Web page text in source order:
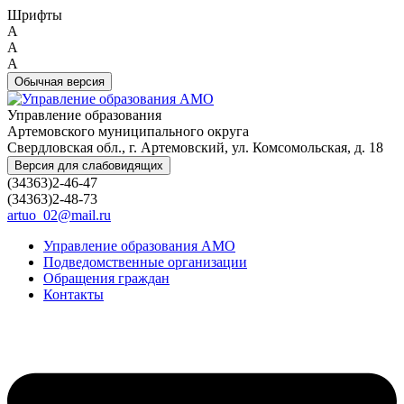
Шрифты
A
A
A
Обычная версия
Управление образования
Артемовского муниципального округа
Свердловская обл., г. Артемовский, ул. Комсомольская, д. 18
Версия для слабовидящих
(34363)2-46-47
(34363)2-48-73
artuo_02@mail.ru
Управление образования АМО
Подведомственные организации
Обращения граждан
Контакты